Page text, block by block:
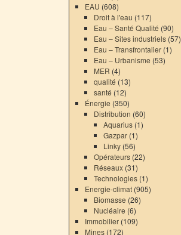
EAU (608)
Droit à l'eau (117)
Eau – Santé Qualité (90)
Eau – Sites industriels (57)
Eau – Transfrontalier (1)
Eau – Urbanisme (53)
MER (4)
qualité (13)
santé (12)
Énergie (350)
Distribution (60)
Aquarius(1)
Gazpar(1)
Linky(56)
Opérateurs (22)
Réseaux (31)
Technologies (1)
Energie-climat(905)
Biomasse (26)
Nucléaire (6)
Immobilier(109)
Mines(172)